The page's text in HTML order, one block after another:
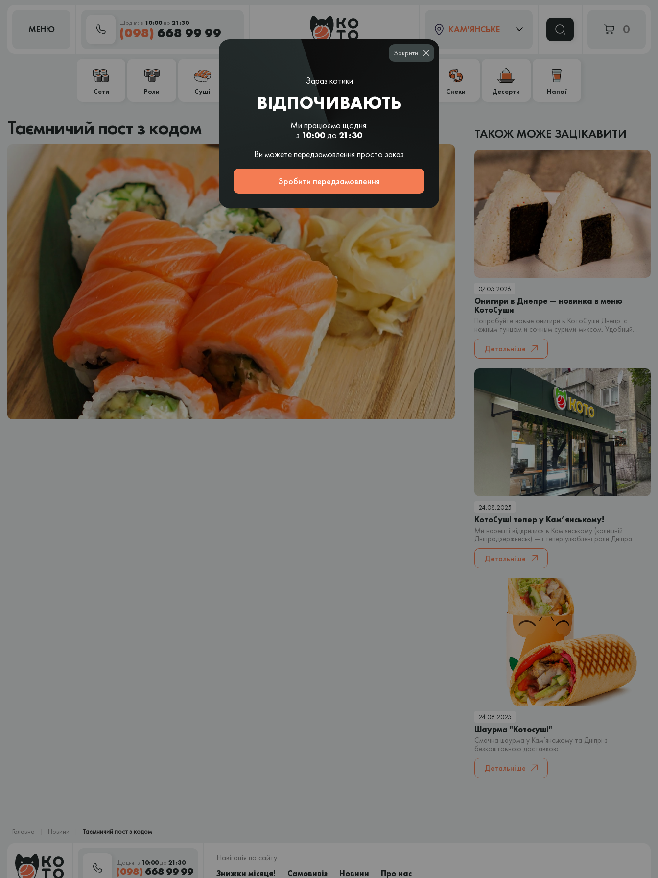
МЕНЮ
Щодня: з 10:00до 21:30
(098) 668 99 99 КАМ'ЯНСЬКЕ 0
Сети Роли Суші
шаурма
Шаурма
азійські супи
Снеки Десерти Напої
Таємничий пост з кодом ТАКОЖ МОЖЕ ЗАЦІКАВИТИ
07.05.2026
Онигири в Днепре — новинка в меню
КотоСуши
Попробуйте новые онигири в КотоСуши Днепр: с
нежным тунцом и сочным сурими-миксом. Удобный
японский снек для быстрого перекуса или заказа домой.
Детальніше
24.08.2025
КотоСуші тепер у Кам’янському!
Ми нарешті відкрилися в Кам’янському (колишній
Дніпродзержинськ) — і тепер улюблені роли Дніпра
можна замовити і тут! Що ми пропонуємо?
Детальніше
24.08.2025
Шаурма "Котосуші"
Смачна шаурма у Кам’янському та Дніпрі з
безкоштовною доставкою
Детальніше
Головна Новини Таємничий пост з кодом
Щодня: з 10:00до 21:30
(098) 668 99 99
Навігація по сайту
Знижки місяця!
Самовивіз Новини Про нас
Зараз котики
ВІДПОЧИВАЮТЬ
Ми працюємо щодня:
з 10:00до 21:30
Ви можете передзамовлення просто заказ
Зробити передзамовлення
Закрити